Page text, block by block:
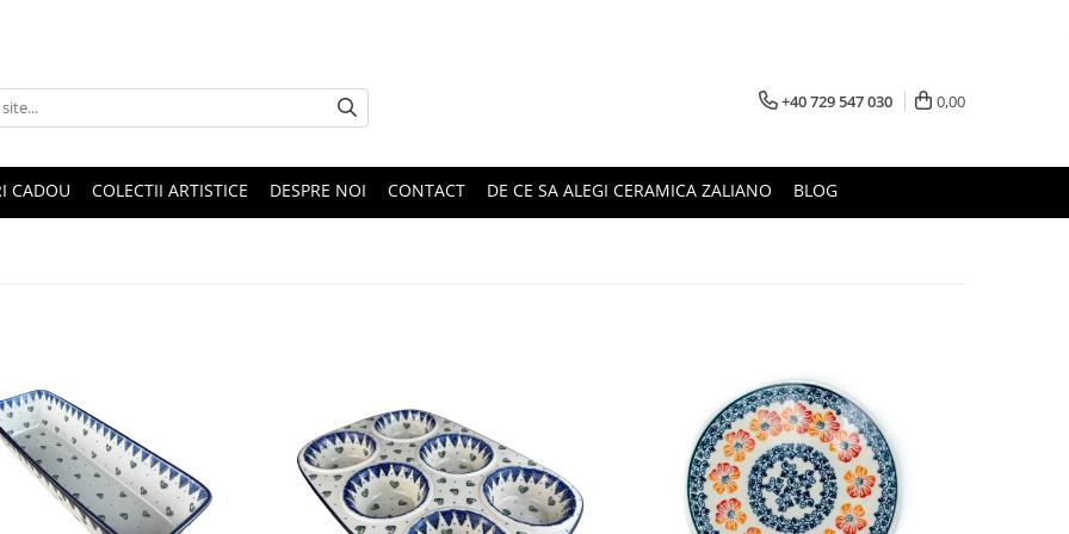
+40 729 547 030 0,00
CADOU COLECTII ARTISTICE DESPRE NOI CONTACT DE CE SA ALEGI CERAMICA ZALIANO BLOG